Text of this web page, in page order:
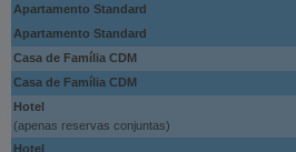
Apartamento Standard
Apartamento Standard
Casa de Família CDM
Casa de Família CDM
Hotel
(apenas reservas conjuntas)
Hotel